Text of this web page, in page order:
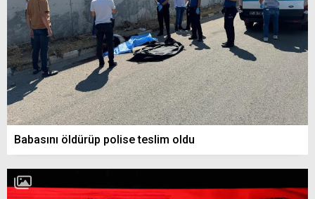
Babasını öldürüp polise teslim oldu